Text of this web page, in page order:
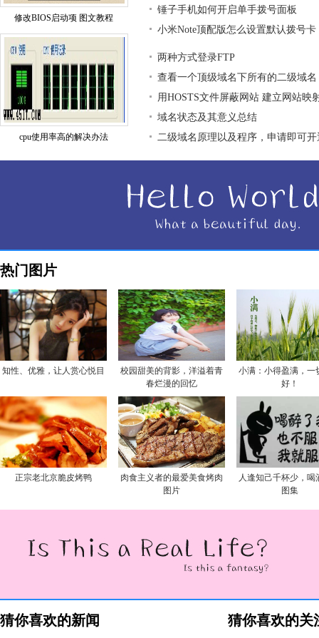
修改BIOS启动项 图文教程
cpu使用率高的解决办法
锤子手机如何开启单手拨号面板
小米Note顶配版怎么设置默认拨号卡
两种方式登录FTP
查看一个顶级域名下所有的二级域名
用HOSTS文件屏蔽网站 建立网站映
域名状态及其意义总结
二级域名原理以及程序，申请即可开
热门图片
知性、优雅，让人赏心悦目
校园甜美的背影，洋溢着青
春烂漫的回忆
小满：小得盈满，一
好！
正宗老北京脆皮烤鸭
肉食主义者的最爱美食烤肉
图片
人逢知己千杯少，喝
图集
猜你喜欢的新闻 猜你喜欢的关